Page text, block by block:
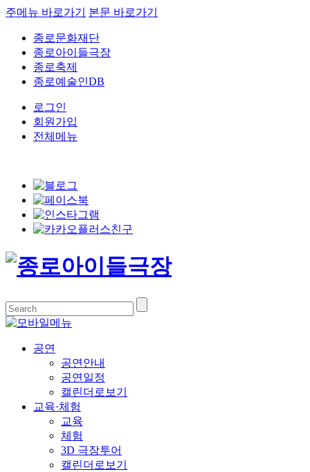
주메뉴 바로가기 본문 바로가기
종로문화재단
종로아이들극장
종로축제
종로예술인DB
로그인
회원가입
전체메뉴
공연
공연안내
공연일정
캘린더로보기
교육·체험
교육
체험
3D 극장투어
캘린더로보기